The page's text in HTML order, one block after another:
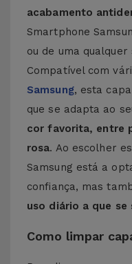
acabamento
Smartphone
ou de uma
Compatível com
Samsung, esta
que se adapta ao
cor favorita, entre
rosa. Ao escolher
Samsung está a
confiança, mas
uso diário a que se
Como limpar